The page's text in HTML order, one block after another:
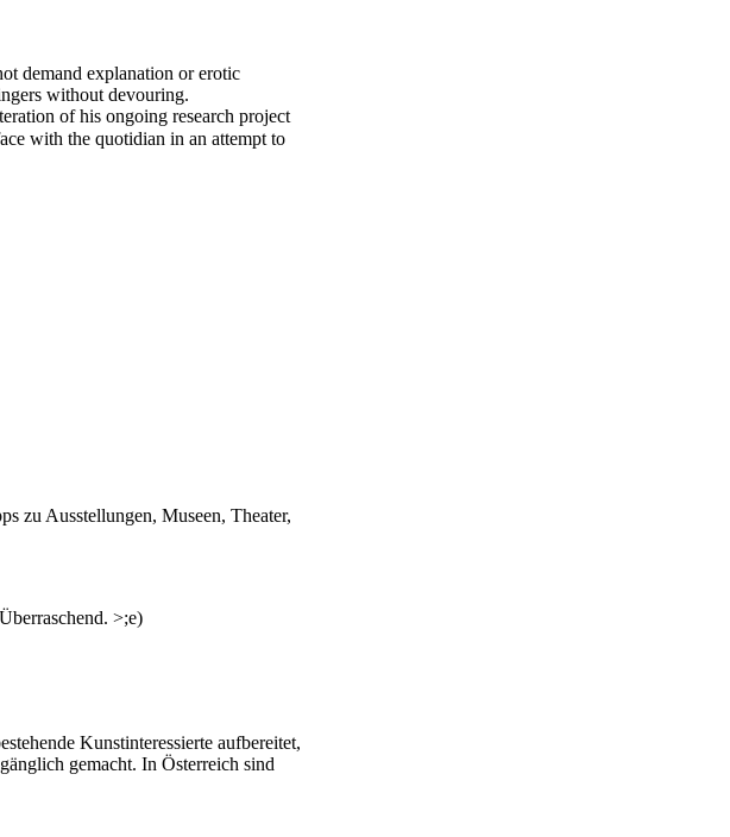
demand explanation or erotic
without devouring.
of his ongoing research project
with the quotidian in an attempt to
zu Ausstellungen, Museen, Theater,
>;e)
Kunstinteressierte aufbereitet,
gemacht. In Österreich sind